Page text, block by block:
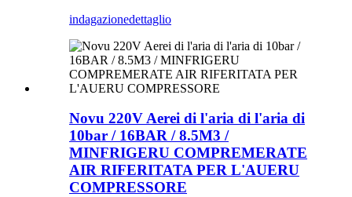
indagazionedettaglio
Novu 220V Aerei di l'aria di l'aria di
10bar / 16BAR / 8.5M3 /
MINFRIGERU COMPREMERATE
AIR RIFERITATA PER L'AUERU
COMPRESSORE